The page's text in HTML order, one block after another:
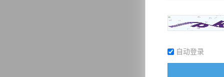
自动登录